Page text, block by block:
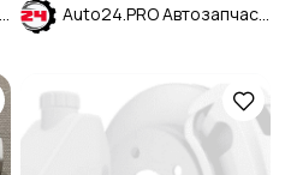
Auto24.PRO Автозапчасти Auto24.PRO Автозапчасти